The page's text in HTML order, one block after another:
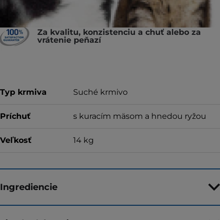
Za kvalitu, konzistenciu a chuť alebo za
vrátenie peňazí
Typ krmiva Suché krmivo
Príchuť s kuracím mäsom a hnedou ryžou
Veľkosť 14 kg
Ingrediencie